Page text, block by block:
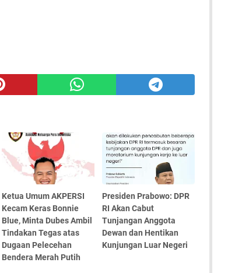
Ketua Umum AKPERSI
Kecam Keras Bonnie
Blue, Minta Dubes Ambil
Tindakan Tegas atas
Dugaan Pelecehan
Bendera Merah Putih
Presiden Prabowo: DPR
RI Akan Cabut
Tunjangan Anggota
Dewan dan Hentikan
Kunjungan Luar Negeri